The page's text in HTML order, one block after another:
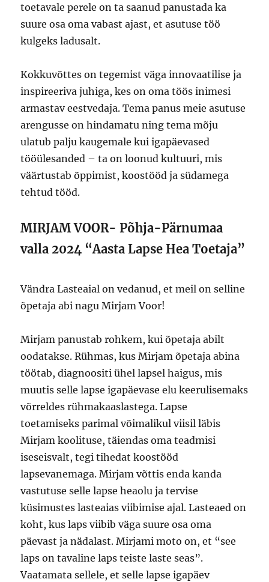
toetavale perele on ta saanud panustada ka
suure osa oma vabast ajast, et asutuse töö
kulgeks ladusalt.
Kokkuvõttes on tegemist väga innovaatilise ja
inspireeriva juhiga, kes on oma töös inimesi
armastav eestvedaja. Tema panus meie asutuse
arengusse on hindamatu ning tema mõju
ulatub palju kaugemale kui igapäevased
tööülesanded – ta on loonud kultuuri, mis
väärtustab õppimist, koostööd ja südamega
tehtud tööd.
MIRJAM VOOR- Põhja-Pärnumaa
valla 2024 “Aasta Lapse Hea Toetaja”
Vändra Lasteaial on vedanud, et meil on selline
õpetaja abi nagu Mirjam Voor!
Mirjam panustab rohkem, kui õpetaja abilt
oodatakse. Rühmas, kus Mirjam õpetaja abina
töötab, diagnoositi ühel lapsel haigus, mis
muutis selle lapse igapäevase elu keerulisemaks
võrreldes rühmakaaslastega. Lapse
toetamiseks parimal võimalikul viisil läbis
Mirjam koolituse, täiendas oma teadmisi
iseseisvalt, tegi tihedat koostööd
lapsevanemaga. Mirjam võttis enda kanda
vastutuse selle lapse heaolu ja tervise
küsimustes lasteaias viibimise ajal. Lasteaed on
koht, kus laps viibib väga suure osa oma
päevast ja nädalast. Mirjami moto on, et “see
laps on tavaline laps teiste laste seas”.
Vaatamata sellele, et selle lapse igapäev